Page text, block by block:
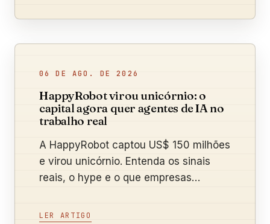
06 DE AGO. DE 2026
HappyRobot virou unicórnio: o
capital agora quer agentes de IA no
trabalho real
A HappyRobot captou US$ 150 milhões
e virou unicórnio. Entenda os sinais
reais, o hype e o que empresas
LER ARTIGO